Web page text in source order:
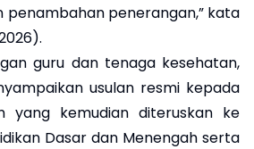
penambahan penerangan,” kata
guru dan tenaga kesehatan,
usulan resmi kepada
yang kemudian diteruskan ke
Dasar dan Menengah serta